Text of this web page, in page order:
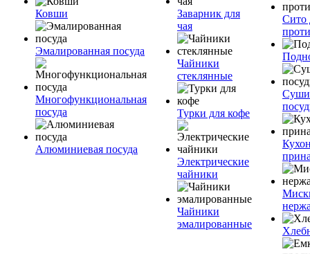
Ковши
Эмалированная посуда
Многофункциональная
посуда
Алюминиевая посуда
Заварник для
чая
Чайники
стеклянные
Турки для кофе
Электрические
чайники
Чайники
эмалированные
Сито